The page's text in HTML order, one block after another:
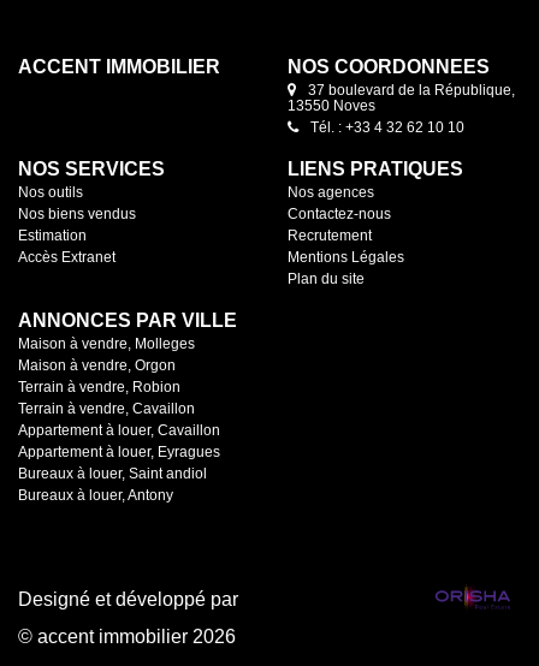
ACCENT IMMOBILIER NOS COORDONNÉES
37 boulevard de la République,
13550 Noves
Tél. : +33 4 32 62 10 10
NOS SERVICES
Nos outils
Nos biens vendus
Estimation
Accès Extranet
LIENS PRATIQUES
Nos agences
Contactez-nous
Recrutement
Mentions Légales
Plan du site
ANNONCES PAR VILLE
Maison à vendre, Molleges
Maison à vendre, Orgon
Terrain à vendre, Robion
Terrain à vendre, Cavaillon
Appartement à louer, Cavaillon
Appartement à louer, Eyragues
Bureaux à louer, Saint andiol
Bureaux à louer, Antony
Designé et développé par
© accent immobilier 2026